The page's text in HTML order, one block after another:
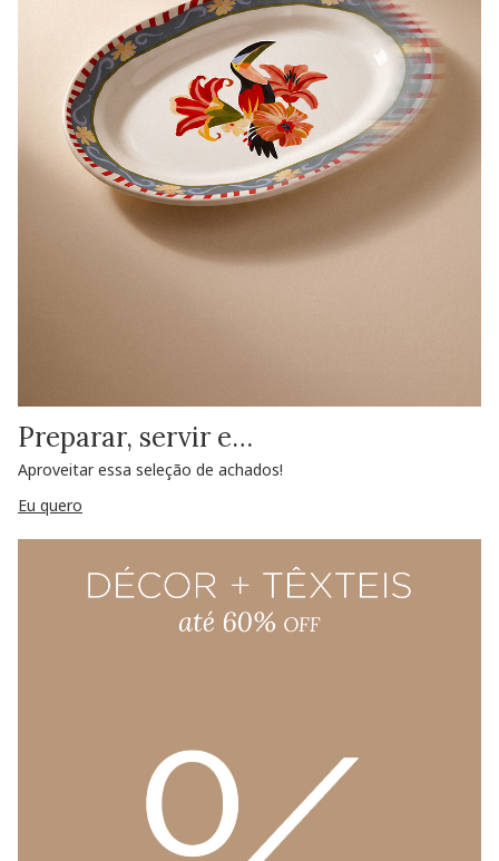
Preparar, servir e…
Aproveitar essa seleção de achados!
Eu quero